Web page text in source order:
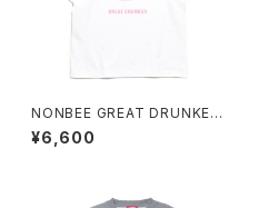
NONBEE GREAT DRUNKER
TEE white
¥6,600